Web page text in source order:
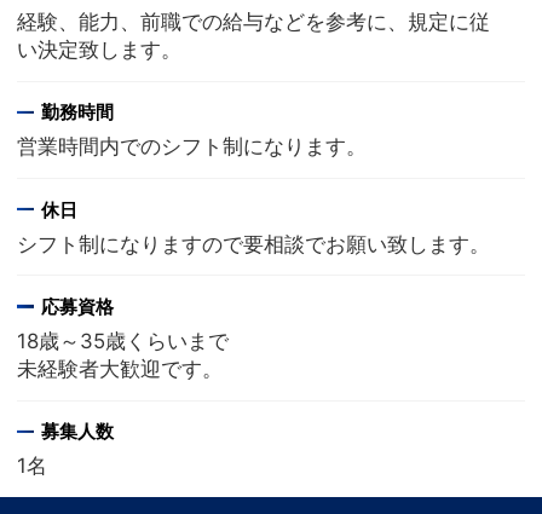
経験、能力、前職での給与などを参考に、規定に従
い決定致します。
勤務時間
営業時間内でのシフト制になります。
休日
シフト制になりますので要相談でお願い致します。
応募資格
18歳～35歳くらいまで
未経験者大歓迎です。
募集人数
1名